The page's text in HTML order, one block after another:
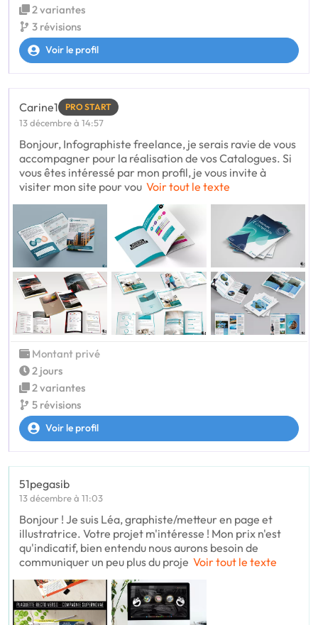
2 variantes
3 révisions
Voir le profil
Carine1 PRO START
13 décembre à 14:57
Bonjour, Infographiste freelance, je serais ravie de vous
accompagner pour la réalisation de vos Catalogues. Si
vous êtes intéressé par mon profil, je vous invite à
visiter mon site pour vou Voir tout le texte
Montant privé
2 jours
2 variantes
5 révisions
Voir le profil
51pegasib
13 décembre à 11:03
Bonjour ! Je suis Léa, graphiste/metteur en page et
illustratrice. Votre projet m'intéresse ! Mon prix n'est
qu'indicatif, bien entendu nous aurons besoin de
communiquer un peu plus du proje Voir tout le texte